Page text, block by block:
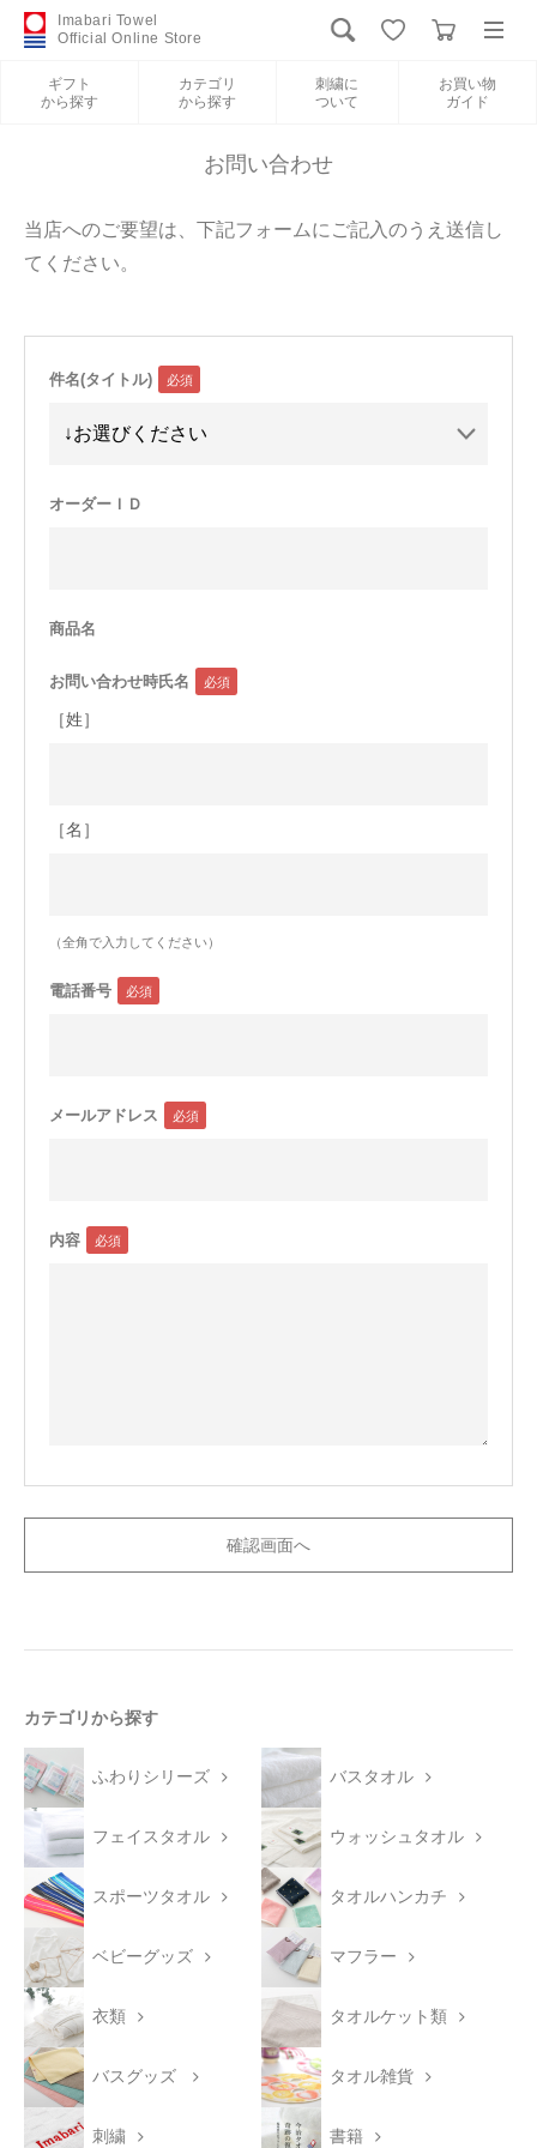
Imabari Towel
Official Online Store
ギフト
から探す
カテゴリ
から探す
刺繍に
ついて
お買い物
ガイド
新規会員登録
カテゴリから探す
お買い物ガイド
International Shipping
会員サービス
規約
お問い合わせ
当店へのご要望は、下記フォームにご記入のうえ送信し
てください。
件名(タイトル)
オーダーＩＤ
商品名
お問い合わせ時氏名
［姓］
［名］
（全角で入力してください）
電話番号
メールアドレス
内容
カテゴリから探す
ふわりシリーズ バスタオル
フェイスタオル ウォッシュタオル
スポーツタオル タオルハンカチ
ベビーグッズ マフラー
衣類 タオルケット類
バスグッズ タオル雑貨
刺繍 書籍